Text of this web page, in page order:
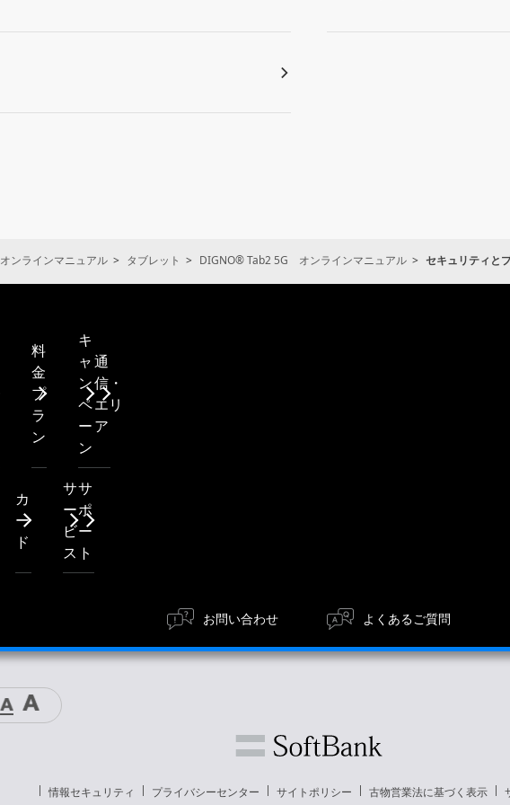
オンラインマニュアル タブレット DIGNO® Tab2 5G オンラインマニュアル セキュリティと
料
金
プ
ラ
ン
キ
ャ
ン
ペ
ー
ン
通
信・
エリ
ア
カ
ー
ド
サ
ー
ビ
ス
サ
ポ
ー
ト
お問い合わせ よくあるご質問
情報セキュリティ プライバシーセンター サイトポリシー 古物営業法に基づく表示